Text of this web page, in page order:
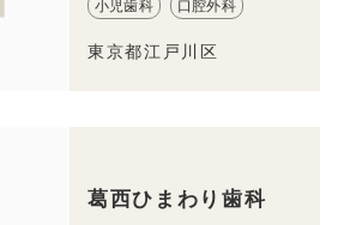
小児歯科 口腔外科
東京都江戸川区
葛西ひまわり歯科